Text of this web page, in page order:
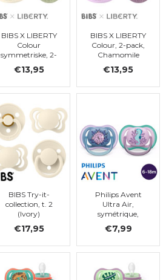
BIBS X LIBERTY
Colour
symmetriske, 2-
pack, Eloise -
Sage Mix,
€13,95
BIBS X LIBERTY
Colour, 2-pack,
Chamomile
Lawn - Violet
Sky Mix,
€13,95
BIBS Try-it-
collection, t. 2
(Ivory)
€17,95
Philips Avent
Ultra Air,
symétrique,
silicone, t.2
€7,99